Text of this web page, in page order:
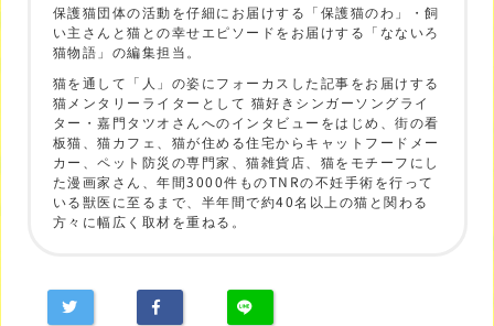
保護猫団体の活動を仔細にお届けする「保護猫のわ」・飼
い主さんと猫との幸せエピソードをお届けする「なないろ
猫物語」の編集担当。
猫を通して「人」の姿にフォーカスした記事をお届けする
猫メンタリーライターとして 猫好きシンガーソングライ
ター・嘉門タツオさんへのインタビューをはじめ、街の看
板猫、猫カフェ、猫が住める住宅からキャットフードメー
カー、ペット防災の専門家、猫雑貨店、猫をモチーフにし
た漫画家さん、年間3000件ものTNRの不妊手術を行って
いる獣医に至るまで、半年間で約40名以上の猫と関わる
方々に幅広く取材を重ねる。